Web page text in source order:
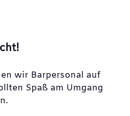
wir Barpersonal auf
Spaß am Umgang